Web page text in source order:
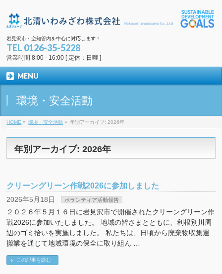
岩見沢市・空知管内を中心に対応します！
TEL 0126-35-5228
営業時間 8:00 - 16:00 [ 定休：日曜 ]
MENU
環境・安全活動
HOME » 環境・安全活動 » 年別アーカイブ: 2026年
年別アーカイブ: 2026年
クリーングリーン作戦2026に参加しました
2026年5月18日 ボランティア活動報告
２０２６年５月１６日に岩見沢市で開催されたクリーングリーン作
戦2026に参加いたしました。 地域の皆さまとともに、利根別川周
辺のゴミ拾いを実施しました。 私たちは、日頃から廃棄物収集運
搬業を通じて地域環境の保全に取り組ん …
この記事を読む